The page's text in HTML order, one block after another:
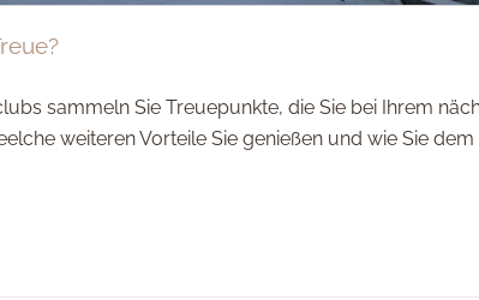
sammeln Sie Treuepunkte, die Sie bei Ihrem
weiteren Vorteile Sie genießen und wie Sie